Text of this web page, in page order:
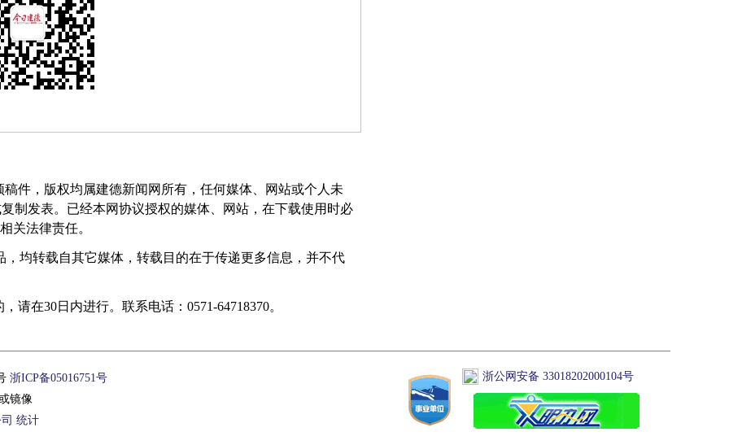
件，版权均属建德新闻网所有，任何媒体、网站或个人未
制发表。已经本网协议授权的媒体、网站，在下载使用时必
关法律责任。
均转载自其它媒体，转载目的在于传递更多信息，并不代
在30日内进行。联系电话：0571-64718370。
浙公网安备 33018202000104号
浙ICP备05016751号
镜像
统计